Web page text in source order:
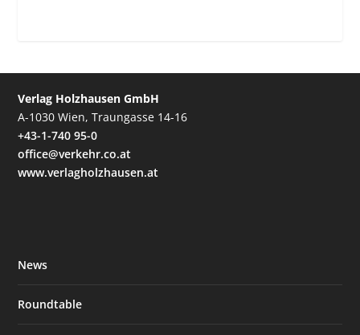
Verlag Holzhausen GmbH
A-1030 Wien, Traungasse 14-16
+43-1-740 95-0
office@verkehr.co.at
www.verlagholzhausen.at
News
Roundtable